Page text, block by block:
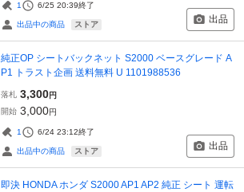
1 6/25 20:39終了
出品中の商品 ストア 出品
純正OP シートバックネット S2000 ベースグレード A
P1 トラスト企画 送料無料 U 1101988536
落札 3,300円
開始 3,000円
1 6/24 23:12終了
出品中の商品 ストア 出品
即決 HONDA ホンダ S2000 AP1 AP2 純正 シート 運転